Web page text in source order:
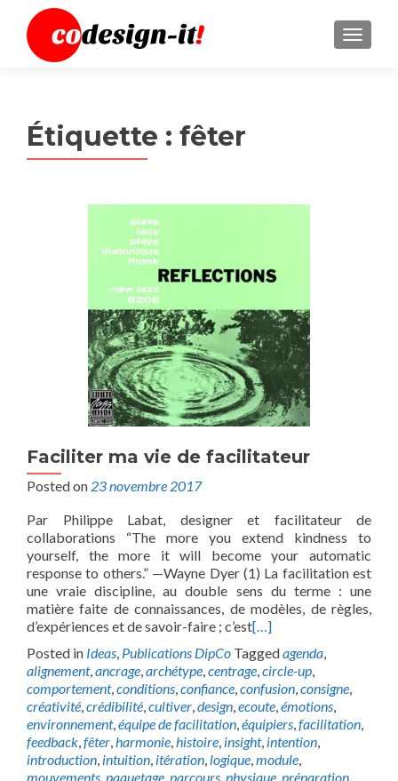
MENU
Étiquette : fêter
Faciliter ma vie de facilitateur
Posted on 23 novembre 2017
Par Philippe Labat, designer et facilitateur de
collaborations “The more you extend kindness to
yourself, the more it will become your automatic
response to others.” —Wayne Dyer (1) La facilitation est
une vraie discipline, au double sens du terme : une
matière faite de connaissances, de modèles, de règles,
d’expériences et de savoir-faire ; c’est[…]
Posted in Ideas, Publications DipCo Taggedagenda,
alignement,ancrage,archétype,centrage,circle-up,
comportement,conditions,confiance,confusion,consigne,
créativité,crédibilité,cultiver,design,ecoute,émotions,
environnement,équipe de facilitation,équipiers,facilitation,
feedback,fêter,harmonie,histoire, insight, intention,
introduction, intuition, itération, logique,module,
mouvements,paquetage,parcours,physique,préparation,